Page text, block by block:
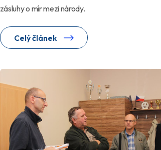
zásluhy o mír mezi národy.
Celý článek